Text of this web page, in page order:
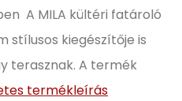
A MILA kültéri fatároló
stílusos kiegészítője is
terasznak. A termék
termékleírás